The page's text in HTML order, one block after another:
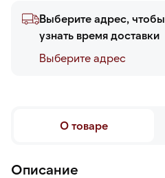
Выберите адрес, чтобы
узнать время доставки
Выберите адреc
О товаре
Описание